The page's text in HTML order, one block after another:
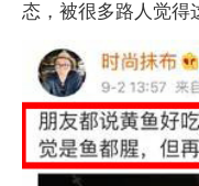
态，被很多路人觉得